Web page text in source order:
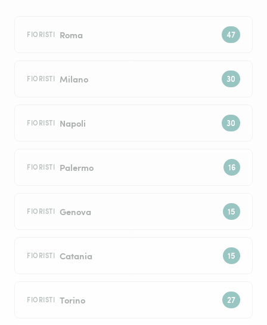
FIORISTI Roma
FIORISTI Milano
FIORISTI Napoli
FIORISTI Palermo
FIORISTI Genova
FIORISTI Catania
FIORISTI Torino